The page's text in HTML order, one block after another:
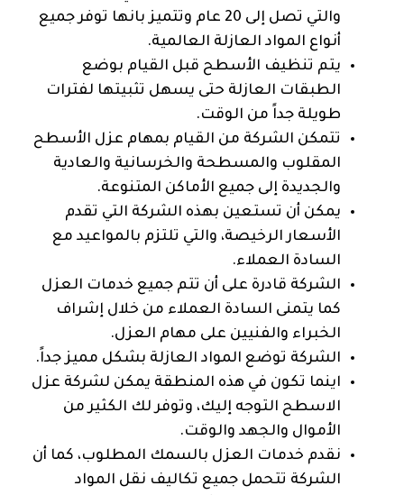
والتي تصل إلى 20 عام وتتميز بانها توفر جميع
أنواع المواد العازلة العالمية.
يتم تنظيف الأسطح قبل القيام بوضع
الطبقات العازلة حتى يسهل تثبيتها لفترات
طويلة جداً من الوقت.
تتمكن الشركة من القيام بمهام عزل الأسطح
المقلوب والمسطحة والخرسانية والعادية
والجديدة إلى جميع الأماكن المتنوعة.
يمكن أن تستعين بهذه الشركة التي تقدم
الأسعار الرخيصة، والتي تلتزم بالمواعيد مع
السادة العملاء.
الشركة قادرة على أن تتم جميع خدمات العزل
كما يتمنى السادة العملاء من خلال إشراف
الخبراء والفنيين على مهام العزل.
الشركة توضع المواد العازلة بشكل مميز جداً.
اينما تكون في هذه المنطقة يمكن لشركة عزل
الاسطح التوجه إليك، وتوفر لك الكثير من
الأموال والجهد والوقت.
نقدم خدمات العزل بالسمك المطلوب، كما أن
الشركة تتحمل جميع تكاليف نقل المواد